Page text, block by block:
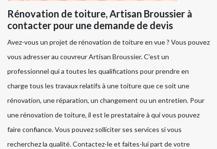
Rénovation de toiture, Artisan Broussier à
contacter pour une demande de devis
Avez-vous un projet de rénovation de toiture en vue ? Vous pouvez
vous adresser au couvreur Artisan Broussier. C’est un
professionnel qui a toutes les qualifications pour prendre en
charge tous les travaux relatifs à une toiture que ce soit une
rénovation, une réparation, un changement ou un entretien. Pour
une rénovation de toiture, il est le prestataire à qui vous pouvez
faire confiance. Vous pouvez solliciter ses services si vous
recherchez la qualité. Contactez-le et faites-lui part de votre